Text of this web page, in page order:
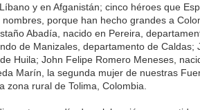
y en Afganistán; cinco héroes que
porque han hecho grandes a
Abadía, nacido en Pereira,
de Manizales, departamento de
Huila; John Felipe Romero Meneses,
Marín, la segunda mujer de nuestras
zona rural de Tolima, Colombia.